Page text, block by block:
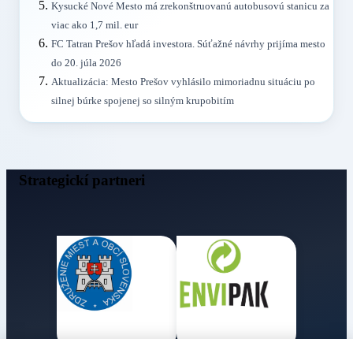
Kysucké Nové Mesto má zrekonštruovanú autobusovú stanicu za
viac ako 1,7 mil. eur
FC Tatran Prešov hľadá investora. Súťažné návrhy prijíma mesto
do 20. júla 2026
Aktualizácia: Mesto Prešov vyhlásilo mimoriadnu situáciu po
silnej búrke spojenej so silným krupobitím
Strategickí partneri